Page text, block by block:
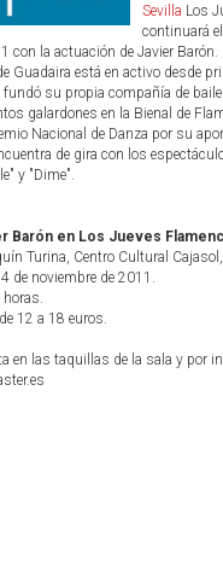
Sevilla Los
continuará
con la actuación de Javier
Guadaira está en activo desde
su propia compañía de
galardones en la Bienal de
Nacional de Danza por su
de gira con los
y "Dime".
Barón en Los Jueves
Turina, Centro Cultural
de noviembre de 2011.
12 a 18 euros.
en las taquillas de la sala y por